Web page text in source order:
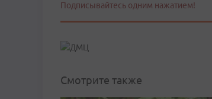
Подписывайтесь одним нажатием!
Смотрите также